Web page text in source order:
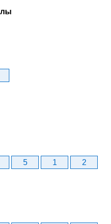
5 1 2